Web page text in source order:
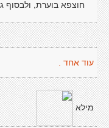
חוצפא בוערת,
עוד אחד .
מילא